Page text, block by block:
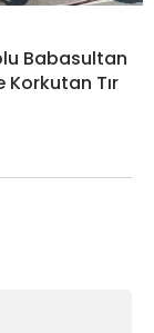
Babasultan
Korkutan Tır